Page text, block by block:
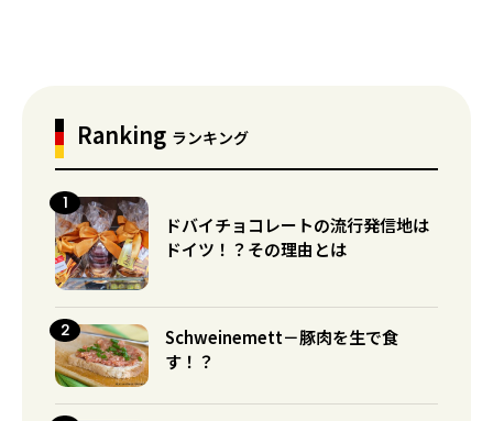
Ranking ランキング
ドバイチョコレートの流行発信地は
ドイツ！？その理由とは
Schweinemett－豚肉を生で食
す！？